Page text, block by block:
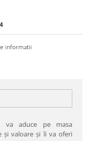
informatii
va aduce pe masa
şi valoare şi îi va oferi